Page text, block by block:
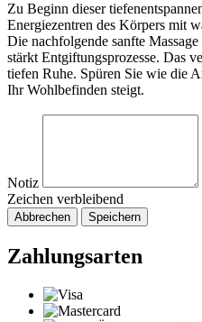
Zu Beginn dieser
Energiezentren des Körpers mit
Die nachfolgende sanfte
stärkt Entgiftungsprozesse. Das
tiefen Ruhe. Spüren Sie wie die
Ihr Wohlbefinden steigt.
Notiz
Zeichen verbleibend
Abbrechen Speichern
Zahlungsarten